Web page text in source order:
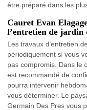
être préparé dans les
Cauret Evan
l’entretien de jardin
Les travaux d’entretien
périodiquement si vous
pas compromis. Dans le
est recommandé de
pourra intervenir
vous déterminer. Le
Germain Des Pres vous